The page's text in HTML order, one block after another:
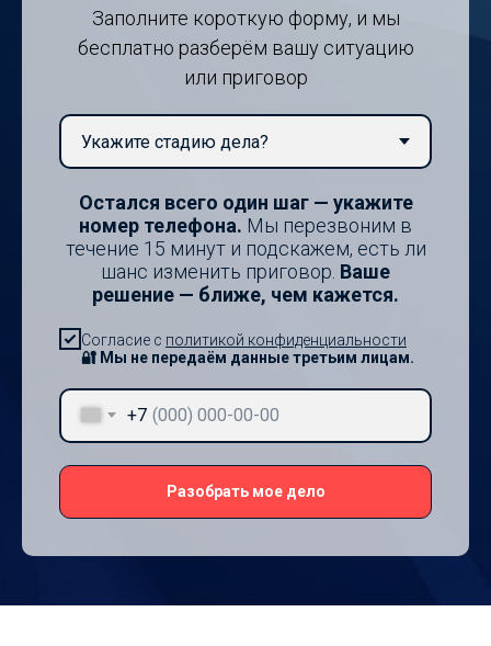
Заполните короткую форму, и мы
бесплатно разберём вашу ситуацию
или приговор
Остался всего один шаг — укажите
номер телефона. Мы перезвоним в
течение 15 минут и подскажем, есть ли
шанс изменить приговор. Ваше
решение — ближе, чем кажется.
Согласие с политикой конфиденциальности
🔐 Мы не передаём данные третьим лицам.
+7
Разобрать мое дело